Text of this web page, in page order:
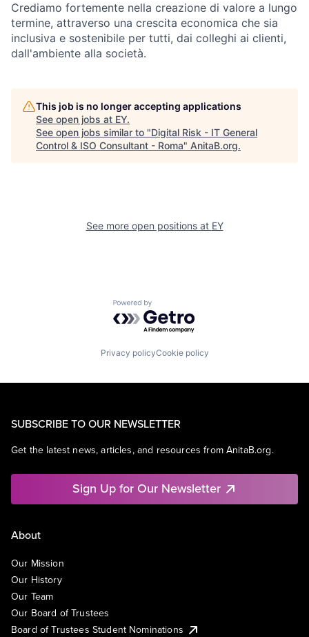
Crediamo fortemente nella creazione di valore a lungo
termine, attraverso una crescita economica che sia
inclusiva e sostenibile per tutti, dai colleghi ai clienti,
dall'ambiente alla società.
This job is no longer accepting applications
See open jobs at EY.
See open jobs similar to "Digital Risk - IT General
Control & ISO Consultant - Roma" AnitaB.org.
See more open positions at EY
Powered by Getro.com
Privacy policyCookie policy
SUBSCRIBE TO OUR NEWSLETTER
Get the latest news, articles, and resources from AnitaB.org.
Sign Up for Our Newsletter
About
Our Mission
Our History
Our Team
Our Board of Trustees
Board of Trustees Student Nominations